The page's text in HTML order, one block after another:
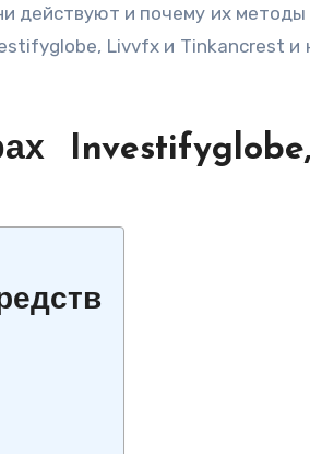
действуют и почему их методы
Livvfx и Tinkancrest и